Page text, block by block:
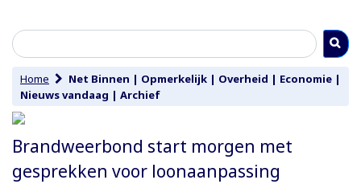
Home Net Binnen | Opmerkelijk | Overheid | Economie |
Nieuws vandaag | Archief
Brandweerbond start morgen met
gesprekken voor loonaanpassing